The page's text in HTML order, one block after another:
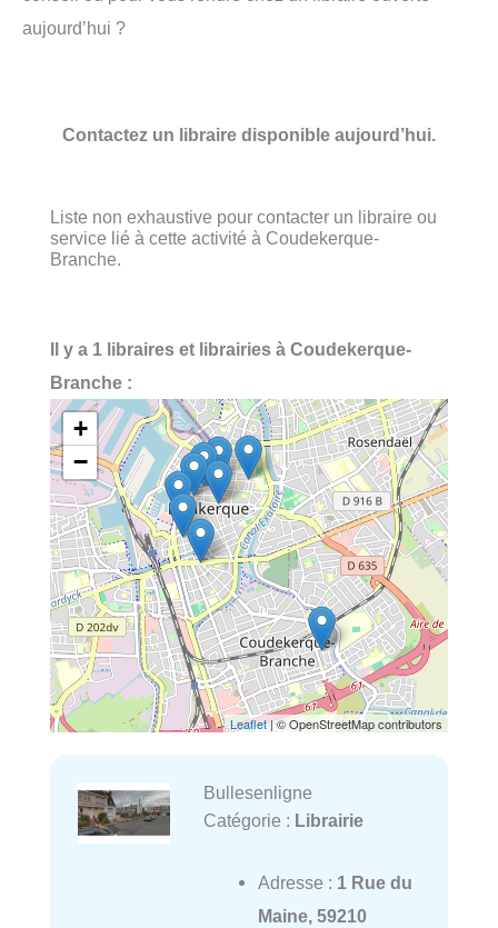
aujourd’hui ?
Contactez un libraire disponible aujourd’hui.
Liste non exhaustive pour contacter un libraire ou
service lié à cette activité à Coudekerque-
Branche.
Il y a 1 libraires et librairies à Coudekerque-
Branche :
+
−
Leaflet| © OpenStreetMap contributors
Bullesenligne
Catégorie : Librairie
Adresse : 1 Rue du
Maine, 59210